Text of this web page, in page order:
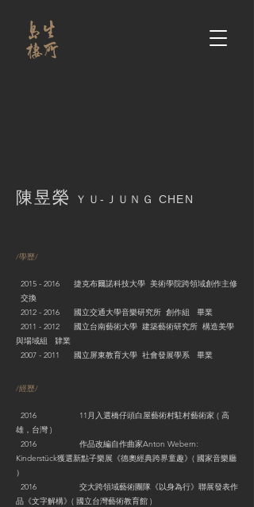
陳昱榮 ＹＵ-ＪＵＮＧ CHEN
/學歷/
2015 - 2016 捷克布爾諾科技大學 美術學院跨領域創作主修
交換
2012 - 2016 國立交通大學音樂研究所 創作組 畢業
2011 - 2012 國立台南藝術大學 建築藝術研究所 構造美學
與場域組 肄業
2007 - 2011 國立屏東教育大學 社會發展學系 畢業
/經歷/
2016 11月入選橋仔頭白屋藝術村駐村藝術家 ( 高
雄，台灣 )
2016 作品改編自作曲家Anton Webern:
Kinderstück獲選新點子樂展《德奧經典跨界童趣》( 國家音樂廳
）
2016 交大跨領域藝術團隊《以身為行》聯展發表作
品《文字解構》( 國立台灣藝術教育館 )